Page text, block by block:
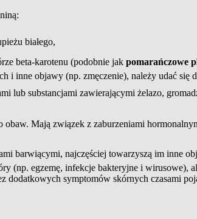
białego,
beta-karotenu (podobnie jak pomarańczowe
i inne objawy (np. zmęczenie), należy udać się
lub substancjami zawierającymi żelazo,
Mają związek z zaburzeniami
barwiącymi, najczęściej towarzyszą im inne
(np. egzemę, infekcje bakteryjne i wirusowe),
dodatkowych symptomów skórnych czasami